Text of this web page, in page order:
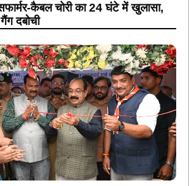
कैबल चोरी का 24 घंटे में खुलासा,
दबोची